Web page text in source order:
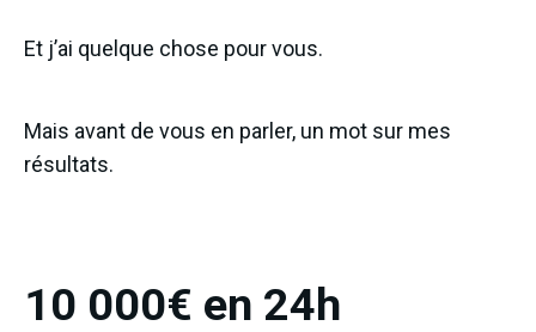
Et j’ai quelque chose pour vous.
Mais avant de vous en parler, un mot sur mes
résultats.
10 000€ en 24h